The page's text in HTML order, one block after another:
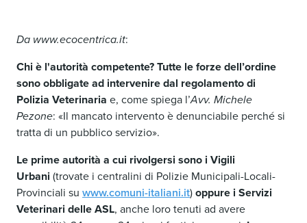
Da www.ecocentrica.it:
Chi è l'autorità competente? Tutte le forze dell’ordine
sono obbligate ad intervenire dal regolamento di
Polizia Veterinaria e, come spiega l’Avv. Michele
Pezone: «Il mancato intervento è denunciabile perché si
tratta di un pubblico servizio».
Le prime autorità a cui rivolgersi sono i Vigili
Urbani (trovate i centralini di Polizie Municipali-Locali-
Provinciali su www.comuni-italiani.it) oppure i Servizi
Veterinari delle ASL, anche loro tenuti ad avere